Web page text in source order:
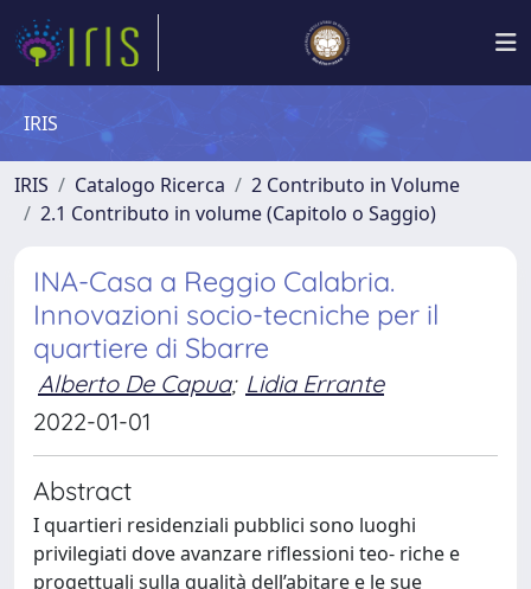
IRIS
IRIS Catalogo Ricerca
2 Contributo in Volume
2.1 Contributo in volume (Capitolo o Saggio)
INA-Casa a Reggio Calabria.
Innovazioni socio-tecniche per il
quartiere di Sbarre
Alberto De Capua; Lidia Errante
2022-01-01
Abstract
I quartieri residenziali pubblici sono luoghi
privilegiati dove avanzare riflessioni teo- riche e
progettuali sulla qualità dell’abitare e le sue